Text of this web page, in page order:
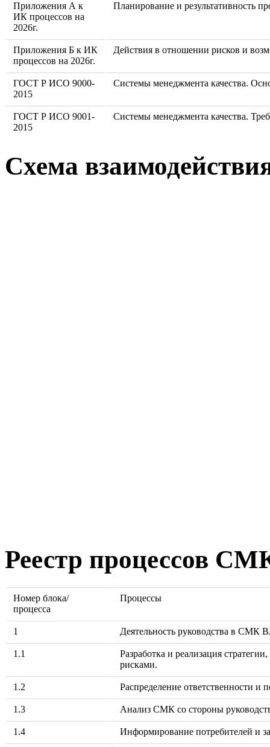
Приложения А к
ИК процессов на
2026г.
Планирование и результативность
Приложения Б к ИК
процессов на 2026г.
Действия в отношении рисков и
ГОСТ Р ИСО 9000-
2015
Системы менеджмента качества.
ГОСТ Р ИСО 9001-
2015
Системы менеджмента качества.
Схема
Реестр процессов
Номер блока/
процесса
Процессы
1 Деятельность руководства в СМК
1.1
Разработка и реализация
рисками.
1.2 Распределение ответственности и
1.3 Анализ СМК со стороны
1.4 Информирование потребителей и